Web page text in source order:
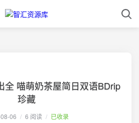
全 喵萌奶茶屋简日双语BDrip
珍藏
06 / 6 阅读 / 已收录